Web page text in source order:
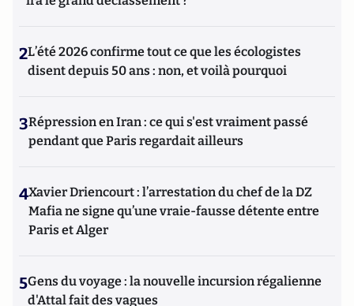
2L’été 2026 confirme tout ce que les écologistes
disent depuis 50 ans : non, et voilà pourquoi
3Répression en Iran : ce qui s'est vraiment passé
pendant que Paris regardait ailleurs
4Xavier Driencourt : l’arrestation du chef de la DZ
Mafia ne signe qu’une vraie-fausse détente entre
Paris et Alger
5Gens du voyage : la nouvelle incursion régalienne
d'Attal fait des vagues